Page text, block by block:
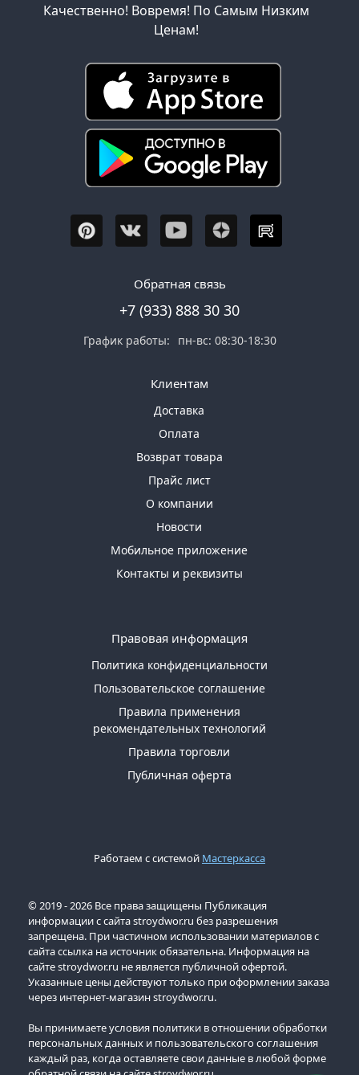
Качественно! Вовремя! По Самым Низким
Ценам!
Обратная связь
+7 (933) 888 30 30
График работы: пн-вс: 08:30-18:30
Клиентам
Доставка
Оплата
Возврат товара
Прайс лист
О компании
Новости
Мобильное приложение
Контакты и реквизиты
Правовая информация
Политика конфиденциальности
Пользовательское соглашение
Правила применения
рекомендательных технологий
Правила торговли
Публичная оферта
Работаем с системой Мастеркасса
© 2019 - 2026 Все права защищены Публикация
информации с сайта stroydwor.ru без разрешения
запрещена. При частичном использовании материалов с
сайта ссылка на источник обязательна. Информация на
сайте stroydwor.ru не является публичной офертой.
Указанные цены действуют только при оформлении заказа
через интернет-магазин stroydwor.ru.
Вы принимаете условия политики в отношении обработки
персональных данных и пользовательского соглашения
каждый раз, когда оставляете свои данные в любой форме